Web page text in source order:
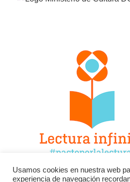
Usamos cookies en nuestra web
experiencia de navegación